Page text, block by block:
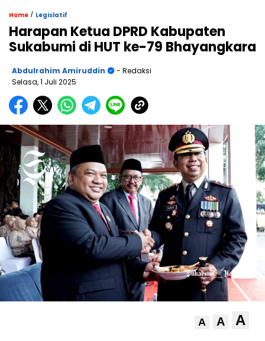
Home / Legislatif
Harapan Ketua DPRD Kabupaten
Sukabumi di HUT ke-79 Bhayangkara
Abdulrahim Amiruddin
- Redaksi
Selasa, 1 Juli 2025
A A A